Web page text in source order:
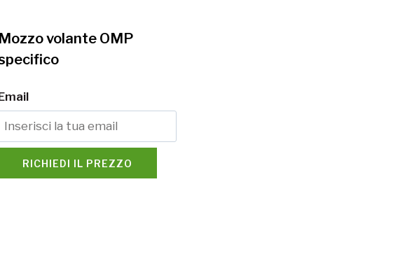
Mozzo volante OMP
RICHIEDI IL PREZZO